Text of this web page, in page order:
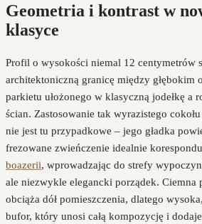
Geometria i kontrast w
klasyce
Profil o wysokości niemal 12 centymetrów
architektoniczną granicę między głębokim
parkietu ułożonego w klasyczną jodełkę a
ścian. Zastosowanie tak wyrazistego
nie jest tu przypadkowe – jego gładka
frezowane zwieńczenie idealnie
boazerii, wprowadzając do strefy
ale niezwykle elegancki porządek. Ciemna
obciąża dół pomieszczenia, dlatego
bufor, który unosi całą kompozycję i